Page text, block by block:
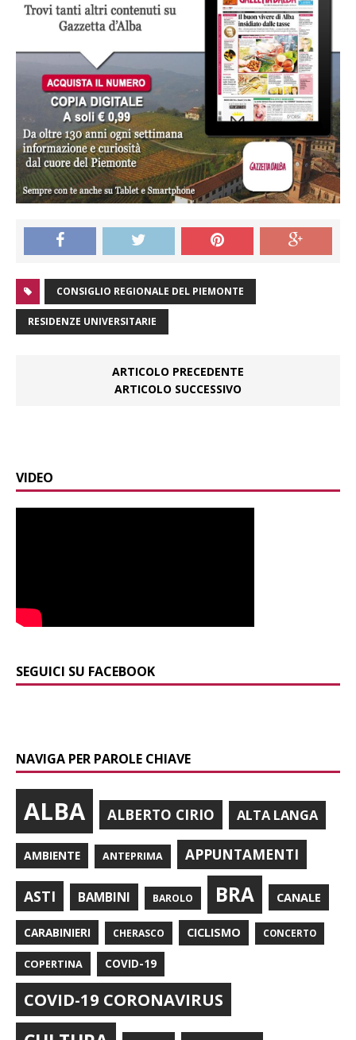
CONSIGLIO REGIONALE DEL PIEMONTE
RESIDENZE UNIVERSITARIE
ARTICOLO PRECEDENTE
ARTICOLO SUCCESSIVO
VIDEO
SEGUICI SU FACEBOOK
NAVIGA PER PAROLE CHIAVE
ALBA ALBERTO CIRIO ALTA LANGA
AMBIENTE ANTEPRIMA APPUNTAMENTI
ASTI BAMBINI BAROLO BRA CANALE
CARABINIERI CHERASCO CICLISMO CONCERTO
COPERTINA COVID-19
COVID-19 CORONAVIRUS